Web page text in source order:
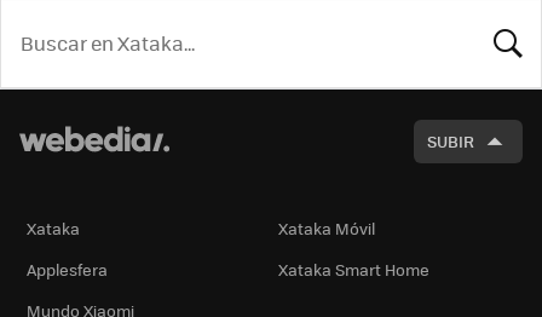
SUBIR
Xataka
Xataka Móvil
Applesfera
Xataka Smart Home
Mundo Xiaomi